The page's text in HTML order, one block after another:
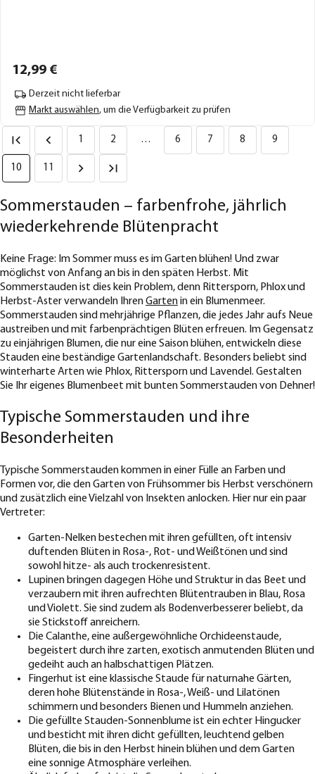
12,99 €
Derzeit nicht lieferbar
Markt auswählen, um die Verfügbarkeit zu prüfen
1 2 … 6 7 8 9
10 11
Sommerstauden – farbenfrohe, jährlich
wiederkehrende Blütenpracht
Keine Frage: Im Sommer muss es im Garten blühen! Und zwar
möglichst von Anfang an bis in den späten Herbst. Mit
Sommerstauden ist dies kein Problem, denn Rittersporn, Phlox und
Herbst-Aster verwandeln IhrenGartenin ein Blumenmeer.
Sommerstauden sind mehrjährige Pflanzen, die jedes Jahr aufs Neue
austreiben und mit farbenprächtigen Blüten erfreuen. Im Gegensatz
zu einjährigen Blumen, die nur eine Saison blühen, entwickeln diese
Stauden eine beständige Gartenlandschaft. Besonders beliebt sind
winterharte Arten wie Phlox, Rittersporn und Lavendel. Gestalten
Sie Ihr eigenes Blumenbeet mit bunten Sommerstauden von Dehner!
Typische Sommerstauden und ihre
Besonderheiten
Typische Sommerstauden kommen in einer Fülle an Farben und
Formen vor, die den Garten von Frühsommer bis Herbst verschönern
und zusätzlich eine Vielzahl von Insekten anlocken. Hier nur ein paar
Vertreter:
Garten-Nelken bestechen mit ihren gefüllten, oft intensiv
duftenden Blüten in Rosa-, Rot- und Weißtönen und sind
sowohl hitze- als auch trockenresistent.
Lupinen bringen dagegen Höhe und Struktur in das Beet und
verzaubern mit ihren aufrechten Blütentrauben in Blau, Rosa
und Violett. Sie sind zudem als Bodenverbesserer beliebt, da
sie Stickstoff anreichern.
Die Calanthe, eine außergewöhnliche Orchideenstaude,
begeistert durch ihre zarten, exotisch anmutenden Blüten und
gedeiht auch an halbschattigen Plätzen.
Fingerhut ist eine klassische Staude für naturnahe Gärten,
deren hohe Blütenstände in Rosa-, Weiß- und Lilatönen
schimmern und besonders Bienen und Hummeln anziehen.
Die gefüllte Stauden-Sonnenblume ist ein echter Hingucker
und besticht mit ihren dicht gefüllten, leuchtend gelben
Blüten, die bis in den Herbst hinein blühen und dem Garten
eine sonnige Atmosphäre verleihen.